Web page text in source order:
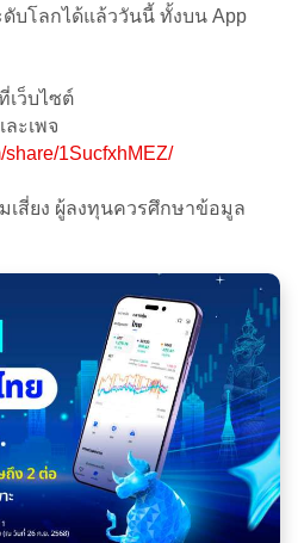
บโลกได้แล้ววันนี้ ทั้งบน App
เว็บไซต์
ะเพจ
share/1SucfxhMEZ/
เสี่ยง ผู้ลงทุนควรศึกษาข้อมูล